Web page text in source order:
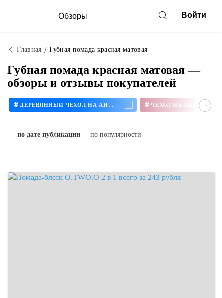
Обзоры Войти
Главная Губная помада красная матовая
Губная помада красная матовая —
обзоры и отзывы покупателей
# ДЕРЕВЯННЫЙ ЧЕХОЛ НА АЙФОН # ЧЕХОЛ НА АЙФОН 11
по дате публикации по популярности